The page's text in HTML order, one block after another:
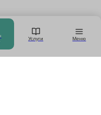
Услуги Меню